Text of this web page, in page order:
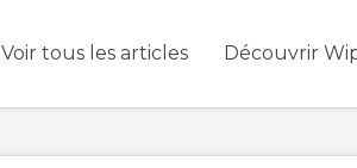
Voir tous les articles Découvrir